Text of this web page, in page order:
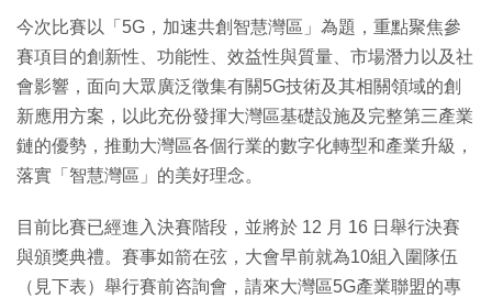
今次比賽以「5G，加速共創智慧灣區」為題，重點聚焦參
賽項目的創新性、功能性、效益性與質量、市場潛力以及社
會影響，面向大眾廣泛徵集有關5G技術及其相關領域的創
新應用方案，以此充份發揮大灣區基礎設施及完整第三產業
鏈的優勢，推動大灣區各個行業的數字化轉型和產業升級，
落實「智慧灣區」的美好理念。
目前比賽已經進入決賽階段，並將於 12 月 16 日舉行決賽
與頒獎典禮。賽事如箭在弦，大會早前就為10組入圍隊伍
（見下表）舉行賽前咨詢會，請來大灣區5G產業聯盟的專